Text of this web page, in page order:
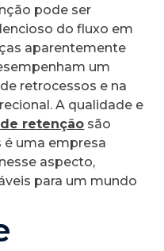
pode ser
do fluxo em
aparentemente
um
retrocessos e na
A qualidade e
retenção são
é uma empresa
aspecto,
para um mundo